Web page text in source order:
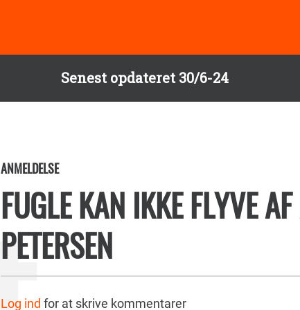
Senest opdateret 30/6-24
ANMELDELSE
FUGLE KAN IKKE FLYVE
PETERSEN
Log ind for at skrive kommentarer